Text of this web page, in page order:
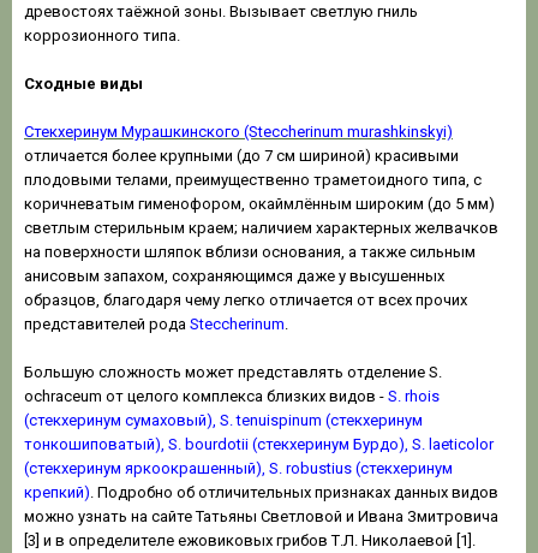
древостоях таёжной зоны. Вызывает светлую гниль
коррозионного типа.
Сходные виды
Стекхеринум Мурашкинского (Steccherinum murashkinskyi)
отличается более крупными (до 7 см шириной) красивыми
плодовыми телами, преимущественно траметоидного типа, с
коричневатым гименофором, окаймлённым широким (до 5 мм)
светлым стерильным краем; наличием характерных желвачков
на поверхности шляпок вблизи основания, а также сильным
анисовым запахом, сохраняющимся даже у высушенных
образцов, благодаря чему легко отличается от всех прочих
представителей рода Steccherinum
Большую сложность может представлять отделение S.
ochraceum от целого комплекса близких видов - S. rhois
(стекхеринум сумаховый), S. tenuispinum (стекхеринум
тонкошиповатый), S. bourdotii (стекхеринум Бурдо), S. laeticolor
(стекхеринум яркоокрашенный), S. robustius (стекхеринум
крепкий) . Подробно об отличительных признаках данных видов
можно узнать на сайте Татьяны Светловой и Ивана Змитровича
[3] и в определителе ежовиковых грибов Т.Л. Николаевой [1].